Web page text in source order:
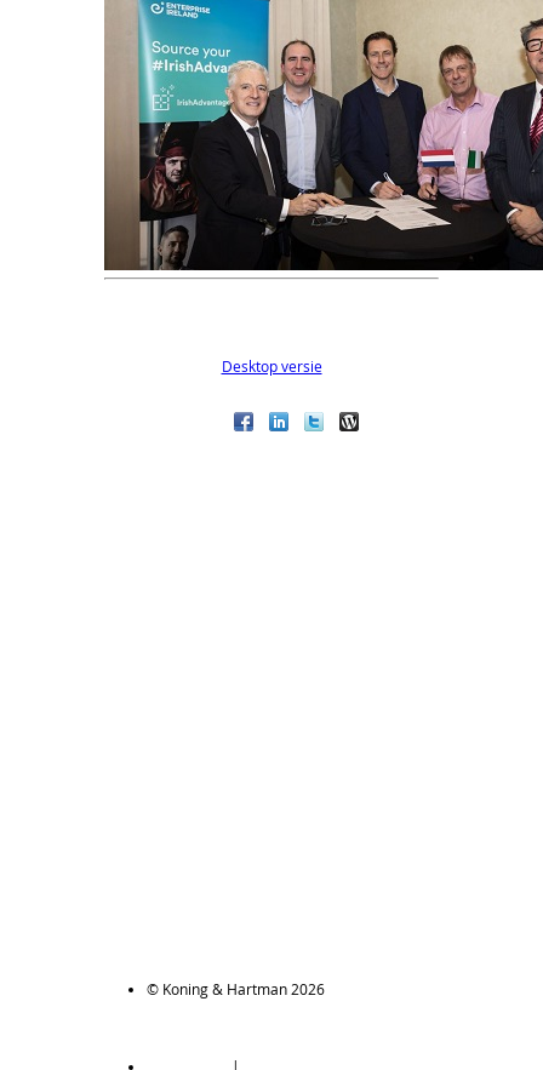
Desktop versie
© Koning & Hartman 2026